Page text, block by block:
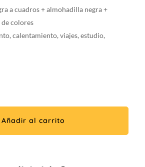
a cuadros + almohadilla negra +
colores
calentamiento, viajes, estudio,
Añadir al carrito